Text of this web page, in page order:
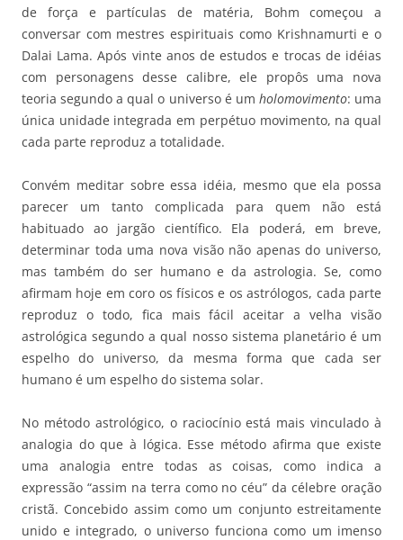
de força e partículas de matéria, Bohm começou a
conversar com mestres espirituais como Krishnamurti e o
Dalai Lama. Após vinte anos de estudos e trocas de idéias
com personagens desse calibre, ele propôs uma nova
teoria segundo a qual o universo é um holomovimento: uma
única unidade integrada em perpétuo movimento, na qual
cada parte reproduz a totalidade.
Convém meditar sobre essa idéia, mesmo que ela possa
parecer um tanto complicada para quem não está
habituado ao jargão científico. Ela poderá, em breve,
determinar toda uma nova visão não apenas do universo,
mas também do ser humano e da astrologia. Se, como
afirmam hoje em coro os físicos e os astrólogos, cada parte
reproduz o todo, fica mais fácil aceitar a velha visão
astrológica segundo a qual nosso sistema planetário é um
espelho do universo, da mesma forma que cada ser
humano é um espelho do sistema solar.
No método astrológico, o raciocínio está mais vinculado à
analogia do que à lógica. Esse método afirma que existe
uma analogia entre todas as coisas, como indica a
expressão “assim na terra como no céu” da célebre oração
cristã. Concebido assim como um conjunto estreitamente
unido e integrado, o universo funciona como um imenso